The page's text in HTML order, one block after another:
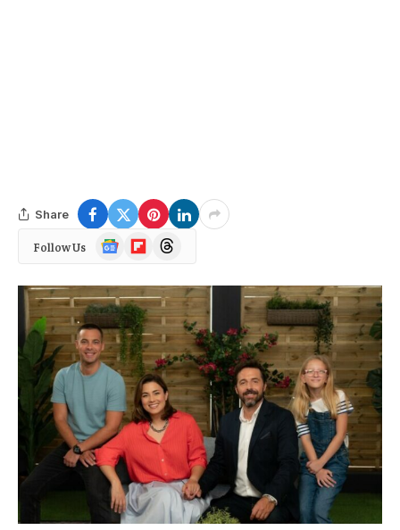
Share
Follow Us
Google
News
FlipboardThreads